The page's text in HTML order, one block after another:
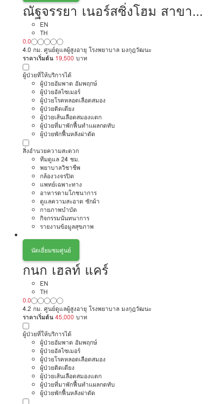
ณัฐจรรยา เนอร์สซิ่งโฮม สาขา
เมืองทอง นนทบุรี
EN
TH
0.0
4.0 กม. ศูนย์ดูแลผู้สูงอายุ โรงพยาบาล มงกุฎวัฒนะ
ราคาเริ่มต้น 19,500 บาท
ผู้ป่วยที่ให้บริการได้
ผู้ป่วยอัมพาต อัมพฤกษ์
ผู้ป่วยอัลไซเมอร์
ผู้ป่วยโรคหลอดเลือดสมอง
ผู้ป่วยติดเตียง
ผู้ป่วยเส้นเลือดสมองแตก
ผู้ป่วยที่มาพักฟื้นทำแผลกดทับ
ผู้ป่วยพักฟื้นหลังผ่าตัด
สิ่งอำนวยความสะดวก
ทีมดูแล 24 ชม.
พยาบาลวิชาชีพ
กล้องวงจรปิด
แพทย์เฉพาะทาง
อาหารตามโภชนาการ
ดูแลความสะอาด ซักผ้า
กายภาพบำบัด
กิจกรรมนันทนาการ
รายงานข้อมูลสุขภาพ
นัดเยี่ยมชมศูนย์
กนก เฮลท์ แคร์
EN
TH
0.0
4.2 กม. ศูนย์ดูแลผู้สูงอายุ โรงพยาบาล มงกุฎวัฒนะ
ราคาเริ่มต้น 45,000 บาท
ผู้ป่วยที่ให้บริการได้
ผู้ป่วยอัมพาต อัมพฤกษ์
ผู้ป่วยอัลไซเมอร์
ผู้ป่วยโรคหลอดเลือดสมอง
ผู้ป่วยติดเตียง
ผู้ป่วยเส้นเลือดสมองแตก
ผู้ป่วยที่มาพักฟื้นทำแผลกดทับ
ผู้ป่วยพักฟื้นหลังผ่าตัด